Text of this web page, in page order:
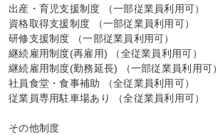
出産・育児支援制度 （一部従業員利用可）
資格取得支援制度 （一部従業員利用可）
研修支援制度 （一部従業員利用可）
継続雇用制度(再雇用) （全従業員利用可）
継続雇用制度(勤務延長) （一部従業員利用可）
社員食堂・食事補助 （全従業員利用可）
従業員専用駐車場あり （全従業員利用可）
その他制度